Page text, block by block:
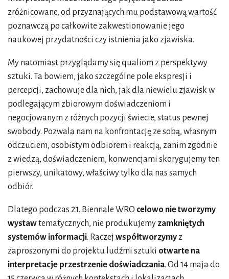
zróżnicowane, od przyznających mu podstawową wartość
poznawczą po całkowite zakwestionowanie jego
naukowej przydatności czy istnienia jako zjawiska.
My natomiast przyglądamy się qualiom z perspektywy
sztuki. Ta bowiem, jako szczególne pole ekspresji i
percepcji, zachowuje dla nich, jak dla niewielu zjawisk w
podlegającym zbiorowym doświadczeniom i
negocjowanym z różnych pozycji świecie, status pewnej
swobody. Pozwala nam na konfrontację ze sobą, własnym
odczuciem, osobistym odbiorem i reakcją, zanim zgodnie
z wiedzą, doświadczeniem, konwencjami skorygujemy ten
pierwszy, unikatowy, właściwy tylko dla nas samych
odbiór.
Dlatego podczas 21. Biennale WRO celowo nie tworzymy
wystawtematycznych, nie produkujemy zamkniętych
systemów informacji. Raczej współtworzymy z
zaproszonymi do projektu ludźmi sztuki otwarte na
interpretacje przestrzenie doświadczania. Od 14 maja do